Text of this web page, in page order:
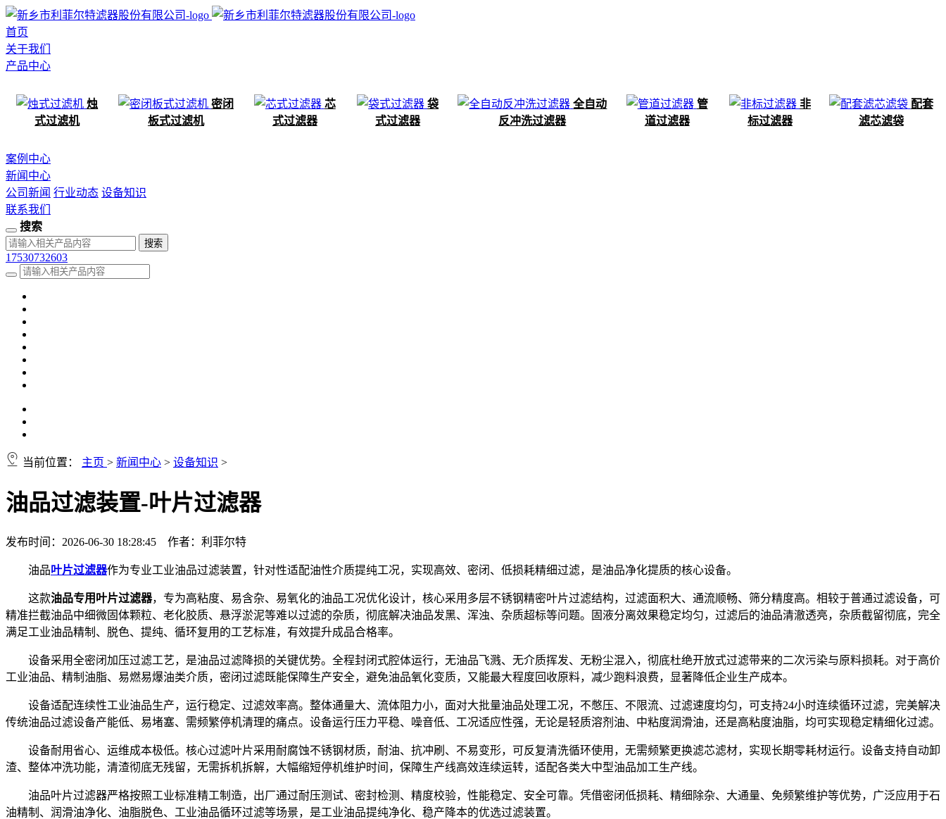
首页
关于我们
产品中心
烛
式过滤机
密闭
板式过滤机
芯
式过滤器
袋
式过滤器
全自动
反冲洗过滤器
管
道过滤器
非
标过滤器
配套
滤芯滤袋
案例中心
新闻中心
公司新闻 行业动态 设备知识
联系我们
搜索
17530732603
当前位置： 主页 > 新闻中心 > 设备知识 >
油品过滤装置-叶片过滤器
发布时间：2026-06-30 18:28:45 作者：利菲尔特
油品叶片过滤器作为专业工业油品过滤装置，针对性适配油性介质提纯工况，实现高效、密闭、低损耗精细过滤，是油品净化提质的核心设备。
这款油品专用叶片过滤器，专为高粘度、易含杂、易氧化的油品工况优化设计，核心采用多层不锈钢精密叶片过滤结构，过滤面积大、通流顺畅、筛分精度高。相较于普通过滤设备，可
精准拦截油品中细微固体颗粒、老化胶质、悬浮淤泥等难以过滤的杂质，彻底解决油品发黑、浑浊、杂质超标等问题。固液分离效果稳定均匀，过滤后的油品清澈透亮，杂质截留彻底，完全
满足工业油品精制、脱色、提纯、循环复用的工艺标准，有效提升成品合格率。
设备采用全密闭加压过滤工艺，是油品过滤降损的关键优势。全程封闭式腔体运行，无油品飞溅、无介质挥发、无粉尘混入，彻底杜绝开放式过滤带来的二次污染与原料损耗。对于高价
工业油品、精制油脂、易燃易爆油类介质，密闭过滤既能保障生产安全，避免油品氧化变质，又能最大程度回收原料，减少跑料浪费，显著降低企业生产成本。
设备适配连续性工业油品生产，运行稳定、过滤效率高。整体通量大、流体阻力小，面对大批量油品处理工况，不憋压、不限流、过滤速度均匀，可支持24小时连续循环过滤，完美解决
传统油品过滤设备产能低、易堵塞、需频繁停机清理的痛点。设备运行压力平稳、噪音低、工况适应性强，无论是轻质溶剂油、中粘度润滑油，还是高粘度油脂，均可实现稳定精细化过滤。
设备耐用省心、运维成本极低。核心过滤叶片采用耐腐蚀不锈钢材质，耐油、抗冲刷、不易变形，可反复清洗循环使用，无需频繁更换滤芯滤材，实现长期零耗材运行。设备支持自动卸
渣、整体冲洗功能，清渣彻底无残留，无需拆机拆解，大幅缩短停机维护时间，保障生产线高效连续运转，适配各类大中型油品加工生产线。
油品叶片过滤器严格按照工业标准精工制造，出厂通过耐压测试、密封检测、精度校验，性能稳定、安全可靠。凭借密闭低损耗、精细除杂、大通量、免频繁维护等优势，广泛应用于石
油精制、润滑油净化、油脂脱色、工业油品循环过滤等场景，是工业油品提纯净化、稳产降本的优选过滤装置。